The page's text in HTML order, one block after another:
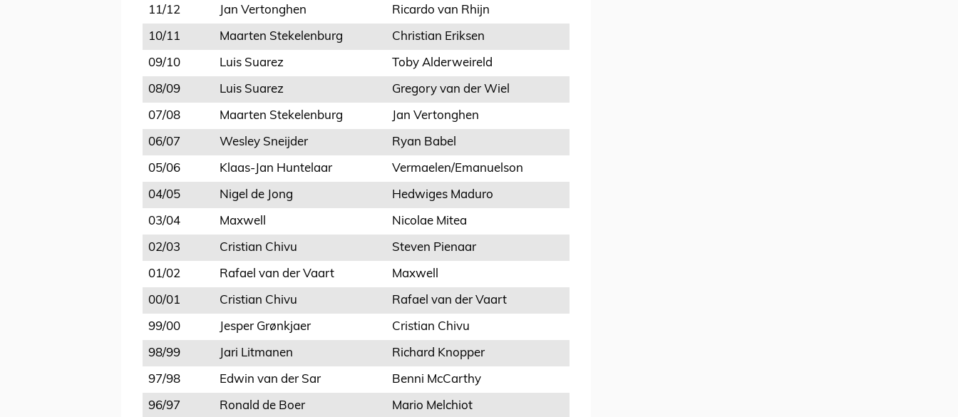
11/12 Jan Vertonghen Ricardo van Rhijn
10/11 Maarten Stekelenburg Christian Eriksen
09/10 Luis Suarez Toby Alderweireld
08/09 Luis Suarez Gregory van der Wiel
07/08 Maarten Stekelenburg Jan Vertonghen
06/07 Wesley Sneijder Ryan Babel
05/06 Klaas-Jan Huntelaar Vermaelen/Emanuelson
04/05 Nigel de Jong Hedwiges Maduro
03/04 Maxwell Nicolae Mitea
02/03 Cristian Chivu Steven Pienaar
01/02 Rafael van der Vaart Maxwell
00/01 Cristian Chivu Rafael van der Vaart
99/00 Jesper Grønkjaer Cristian Chivu
98/99 Jari Litmanen Richard Knopper
97/98 Edwin van der Sar Benni McCarthy
96/97 Ronald de Boer Mario Melchiot